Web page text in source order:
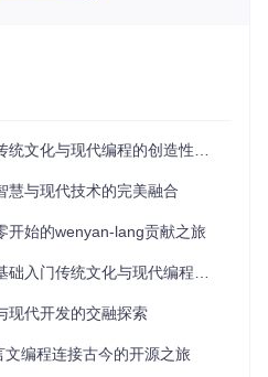
籍名称
命名
解释/编译执行
文化与现代编程的创造性融合
慧与现代技术的完美融合
开始的wenyan-lang贡献之旅
传统文化与现代编程的融合之道
现代开发的交融探索
编程连接古今的开源之旅